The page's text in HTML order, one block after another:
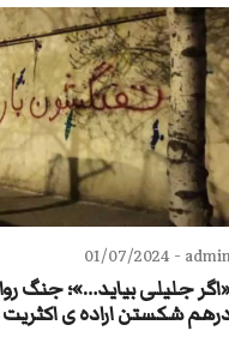
admin -
01/07/2024
جلیلی بیاید…»؛ جنگ
شکستن اراده ی